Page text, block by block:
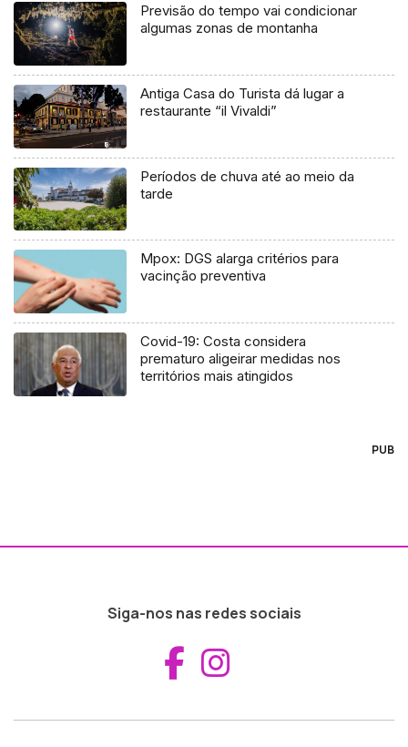
Previsão do tempo vai condicionar
algumas zonas de montanha
Antiga Casa do Turista dá lugar a
restaurante “il Vivaldi”
Períodos de chuva até ao meio da
tarde
Mpox: DGS alarga critérios para
vacinção preventiva
Covid-19: Costa considera
prematuro aligeirar medidas nos
territórios mais atingidos
PUB
Siga-nos nas redes sociais
Aceder ao